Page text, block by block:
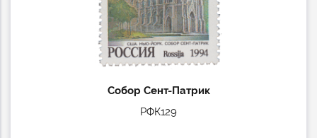
Собор Сент-Патрик
РФК129